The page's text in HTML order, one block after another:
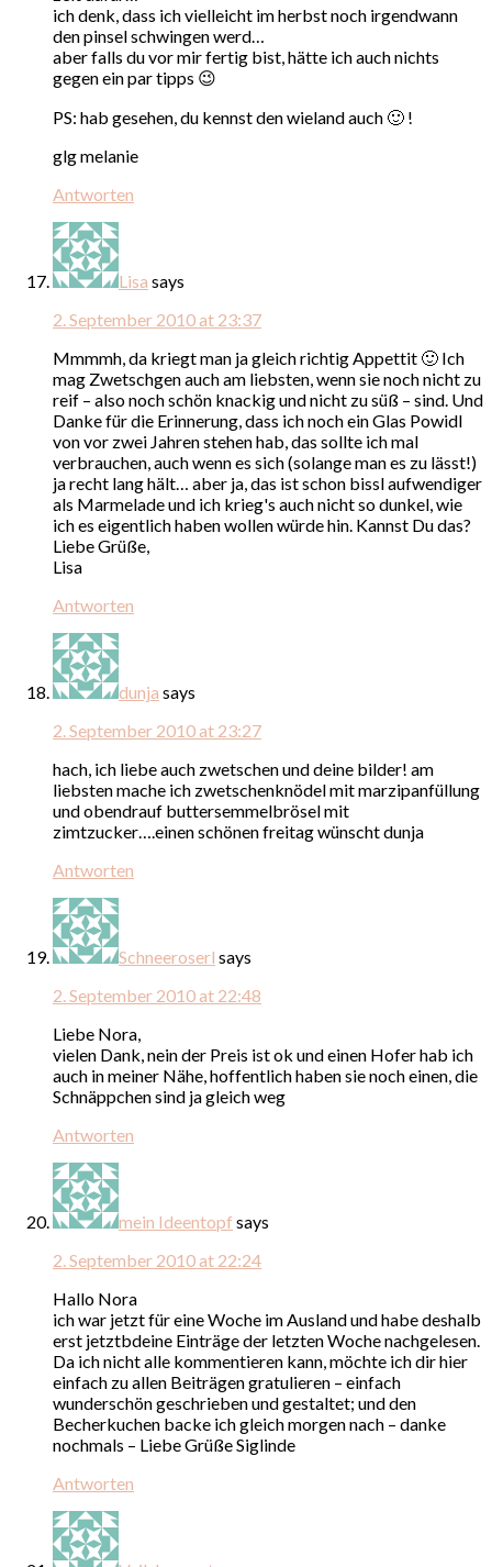
ich denk, dass ich vielleicht im herbst noch irgendwann
den pinsel schwingen werd…
aber falls du vor mir fertig bist, hätte ich auch nichts
gegen ein par tipps 😉
PS: hab gesehen, du kennst den wieland auch 🙂 !
glg melanie
Antworten
Lisa says
2. September 2010 at 23:37
Mmmmh, da kriegt man ja gleich richtig Appettit 🙂 Ich
mag Zwetschgen auch am liebsten, wenn sie noch nicht zu
reif – also noch schön knackig und nicht zu süß – sind. Und
Danke für die Erinnerung, dass ich noch ein Glas Powidl
von vor zwei Jahren stehen hab, das sollte ich mal
verbrauchen, auch wenn es sich (solange man es zu lässt!)
ja recht lang hält… aber ja, das ist schon bissl aufwendiger
als Marmelade und ich krieg's auch nicht so dunkel, wie
ich es eigentlich haben wollen würde hin. Kannst Du das?
Liebe Grüße,
Lisa
Antworten
dunja says
2. September 2010 at 23:27
hach, ich liebe auch zwetschen und deine bilder! am
liebsten mache ich zwetschenknödel mit marzipanfüllung
und obendrauf buttersemmelbrösel mit
zimtzucker….einen schönen freitag wünscht dunja
Antworten
Schneeroserl says
2. September 2010 at 22:48
Liebe Nora,
vielen Dank, nein der Preis ist ok und einen Hofer hab ich
auch in meiner Nähe, hoffentlich haben sie noch einen, die
Schnäppchen sind ja gleich weg
Antworten
mein Ideentopf says
2. September 2010 at 22:24
Hallo Nora
ich war jetzt für eine Woche im Ausland und habe deshalb
erst jetztbdeine Einträge der letzten Woche nachgelesen.
Da ich nicht alle kommentieren kann, möchte ich dir hier
einfach zu allen Beiträgen gratulieren – einfach
wunderschön geschrieben und gestaltet; und den
Becherkuchen backe ich gleich morgen nach – danke
nochmals – Liebe Grüße Siglinde
Antworten